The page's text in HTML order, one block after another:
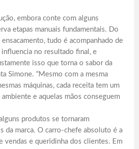
embora conte com alguns
etapas manuais fundamentais. Do
ensacamento, tudo é acompanhado de
influencia no resultado final, e
isso que torna o sabor da
Simone. “Mesmo com a mesma
máquinas, cada receita tem um
e aquelas mãos conseguem
produtos se tornaram
da marca. O carro-chefe absoluto é a
vendas e queridinha dos clientes. Em